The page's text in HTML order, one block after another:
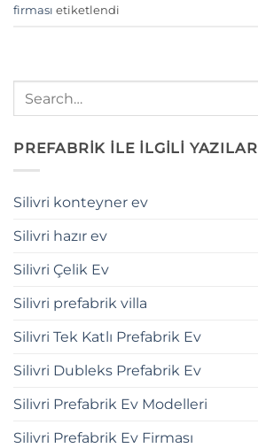
firması etiketlendi
PREFABRİK İLE İLGİLİ YAZILAR
Silivri konteyner ev
Silivri hazır ev
Silivri Çelik Ev
Silivri prefabrik villa
Silivri Tek Katlı Prefabrik Ev
Silivri Dubleks Prefabrik Ev
Silivri Prefabrik Ev Modelleri
Silivri Prefabrik Ev Firması